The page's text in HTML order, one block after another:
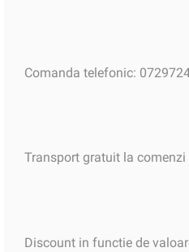
Comanda telefonic:
Transport gratuit la comenzi
Discount in functie de